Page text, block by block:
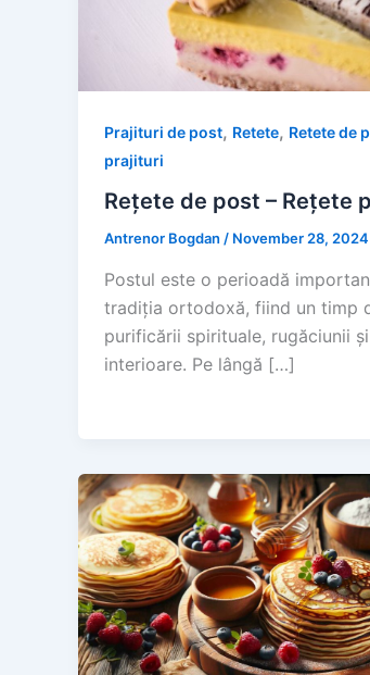
Prajituri de post, Retete, Retete de
prajituri
Rețete de post – Rețete
Antrenor Bogdan / November 28, 2024
Postul este o perioadă
tradiția ortodoxă, fiind un timp
purificării spirituale, rugăciunii
interioare. Pe lângă […]